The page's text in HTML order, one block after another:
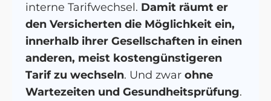
interne Tarifwechsel. Damit räumt er
den Versicherten die Möglichkeit ein,
innerhalb ihrer Gesellschaften in einen
anderen, meist kostengünstigeren
Tarif zu wechseln. Und zwarohne
Wartezeiten und Gesundheitsprüfung.